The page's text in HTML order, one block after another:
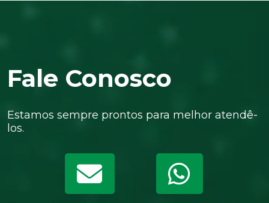
Fale Conosco
Estamos sempre prontos para melhor atendê-
los.